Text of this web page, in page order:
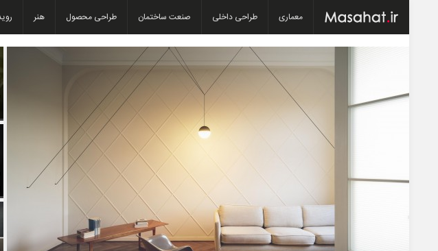
معماری طراحی داخلی صنعت ساختمان طراحی محصول هنر